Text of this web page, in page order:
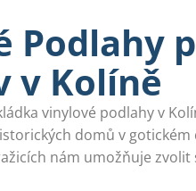
Podlahy
v Kolíně
vinylové podlahy v
domů v
nám umožňuje